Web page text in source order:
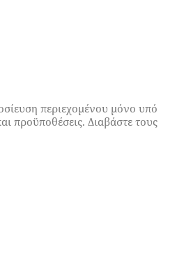
περιεχομένου μόνο υπό
προϋποθέσεις. Διαβάστε τους